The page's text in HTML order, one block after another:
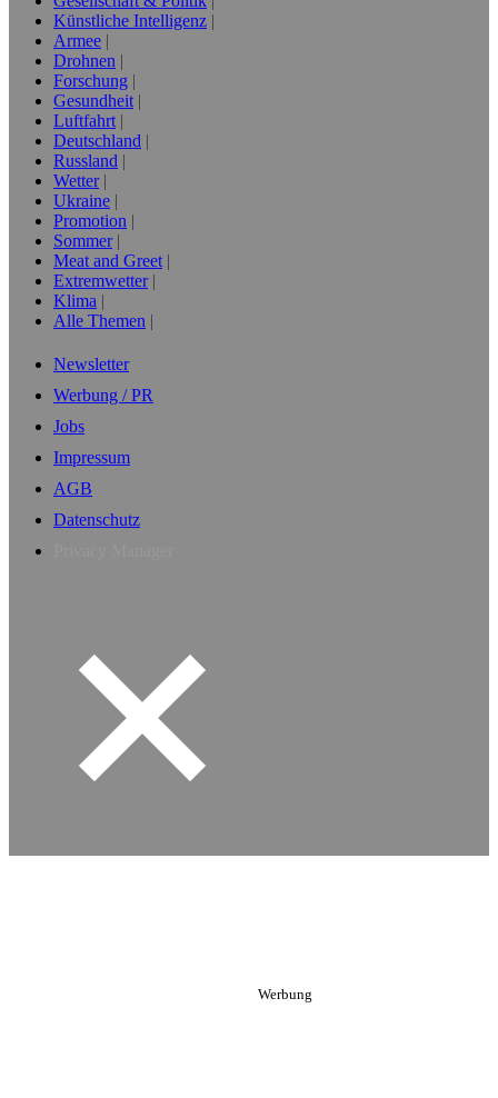
Künstliche Intelligenz
Armee
Drohnen
Forschung
Gesundheit
Luftfahrt
Deutschland
Russland
Wetter
Ukraine
Promotion
Sommer
Meat and Greet
Extremwetter
Klima
Alle Themen
Newsletter
Werbung / PR
Jobs
Impressum
AGB
Datenschutz